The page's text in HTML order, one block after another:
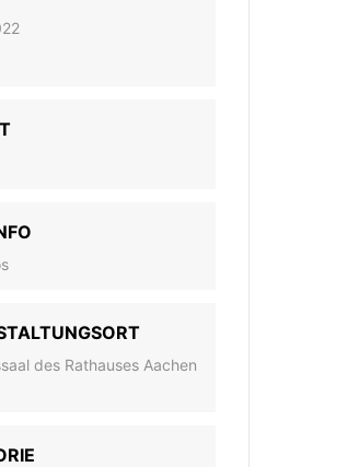
des Rathauses Aachen